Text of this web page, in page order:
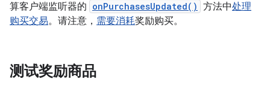
算客户端监听器的 onPurchasesUpdated() 方法中处理
购买交易。请注意， 需要消耗奖励购买。
测试奖励商品